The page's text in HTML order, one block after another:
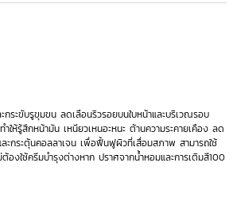
กระขับรูขุมขน ลดเลือนริวรอยบนใบหน้าและบริเวณรอบ
ให้รู้สึกหน้ามัน เหนียวเหนอะหนะ ต้านความระคายเคือง ลด
ะกระตุ้นคอลลาเจน เพื่อฟื้นฟูผิวที่เสื่อมสภาพ สามารถใช้
องใช้ครีมบำรุงต่างหาก ปราศจากน้ำหอมและการเติมสี100